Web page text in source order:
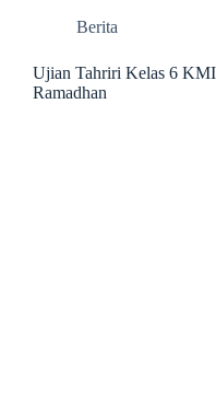
Berita
Ujian Tahriri Kelas 6 KMI
Ramadhan